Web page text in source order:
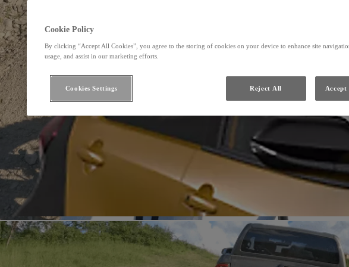
Cookie Policy
By clicking “Accept All Cookies”, you agree to the storing of cookies on your device to enhance site
usage, and assist in our marketing efforts.
Reject All Accept
Cookies Settings